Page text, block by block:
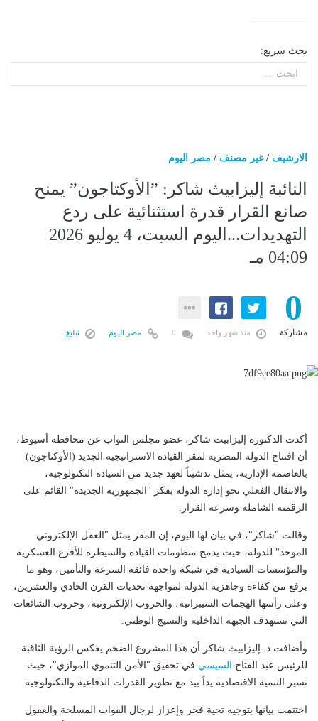
بحث سريع:
الارشيف /غير مصنف / مصر اليوم
النائبة إليزابيث شاكر: ”الأوكتاجون” يمنح
صانع القرار قدرة استثنائية على ردع
التهديدات...اليوم السبت، 4 يوليو 2026
04:09 مـ
0
مشاركة منذ شهر واحد مصر اليوم تبليغ
أكدت الدكتورة إليزابيث شاكر، عضو مجلس النواب عن محافظة أسيوط،
أن افتتاح الدولة المصرية لمقر القيادة الاستراتيجية الجديد (الأوكتاجون)
بالعاصمة الإدارية، يمثل تدشيناً لعهد جديد من السيادة التكنولوجية،
والانتقال الفعلي نحو إدارة الدولة بفكر "الجمهورية الجديدة" القائم على
الرقمنة الشاملة وسرعة القرار.
وقالت "شاكر"، في بيان لها اليوم، إن المقر يمثل "العقل الإلكتروني
الموحد" للدولة، حيث يدمج منظومات القيادة والسيطرة للأفرع العسكرية
والمؤسسات السيادية في شبكة واحدة فائقة السرعة والتأمين، وهو ما
يرفع من كفاءة وجاهزية الدولة لمواجهة تحديات القرن الحادي والعشرين،
وعلى رأسها الهجمات السيبرانية، والحروب الإلكترونية، وحروب الشائعات
التي تستهدف الجبهة الداخلية والنسيج الوطني.
وأضافت د. إليزابيث شاكر أن هذا المشروع الضخم يعكس الرؤية الثاقبة
للرئيس عبد الفتاح
السيسي في تحقيق "الأمن التنموي الموازي"، حيث
تسير التنمية الاقتصادية يداً بيد مع تطوير القدرات الدفاعية والتكنولوجية.
اختتمت بيانها بتوجيه تحية فخر وإعزاز لرجال القوات المسلحة والعقول